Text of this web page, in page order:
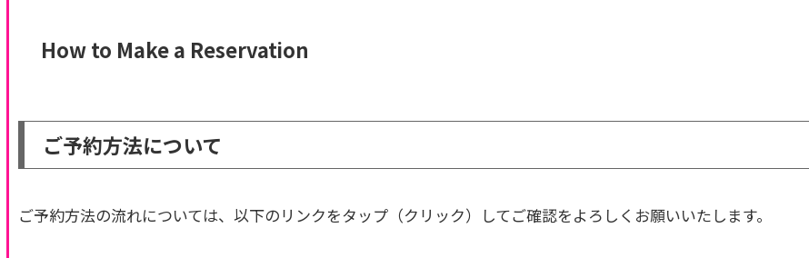
How to Make a Reservation
ご予約方法について
ご予約方法の流れについては、以下のリンクをタップ（クリック）してご確認をよろしくお願いいたします。